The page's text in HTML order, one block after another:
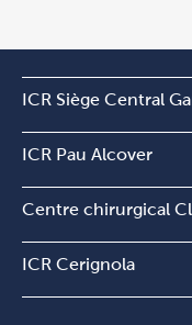
ICR Siège Central
ICR Pau Alcover
Centre chirurgical
ICR Cerignola